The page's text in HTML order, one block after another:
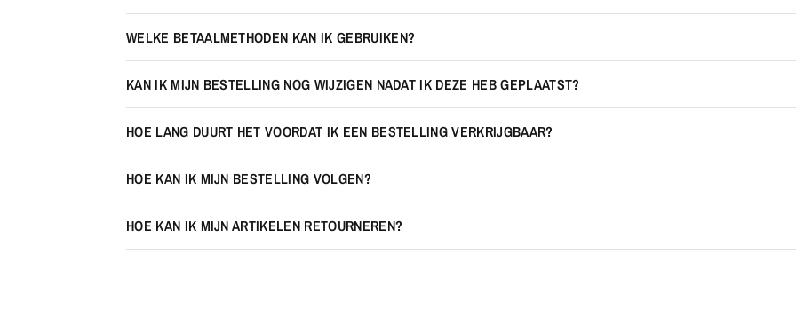
WELKE BETAALMETHODEN KAN IK GEBRUIKEN?
KAN IK MIJN BESTELLING NOG WIJZIGEN NADAT IK DEZE HEB GEPLAATST?
HOE LANG DUURT HET VOORDAT IK EEN BESTELLING VERKRIJGBAAR?
HOE KAN IK MIJN BESTELLING VOLGEN?
HOE KAN IK MIJN ARTIKELEN RETOURNEREN?